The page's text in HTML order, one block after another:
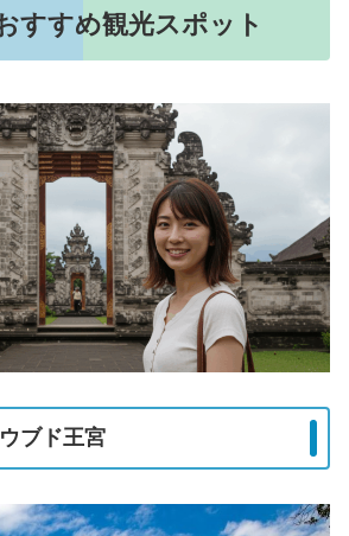
すすめ観光スポット
ブド王宮